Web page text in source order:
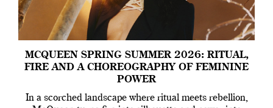
MCQUEEN SPRING SUMMER 2026: RITUAL,
FIRE AND A CHOREOGRAPHY OF FEMININE
POWER
In a scorched landscape where ritual meets rebellion,